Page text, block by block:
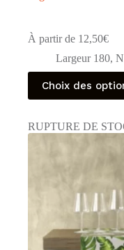
À partir de 12,50€
Largeur 180,
Choix des
Ce
produit
a
variations.
peuvent
choisies
RUPTURE DE